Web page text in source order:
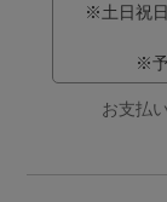
※土日祝
※
お支払